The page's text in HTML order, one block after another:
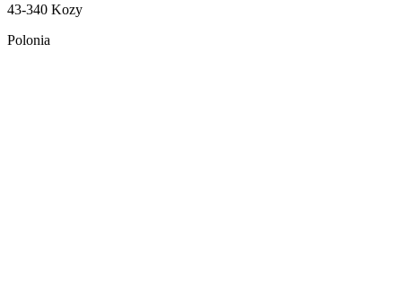
43-340 Kozy
Polonia